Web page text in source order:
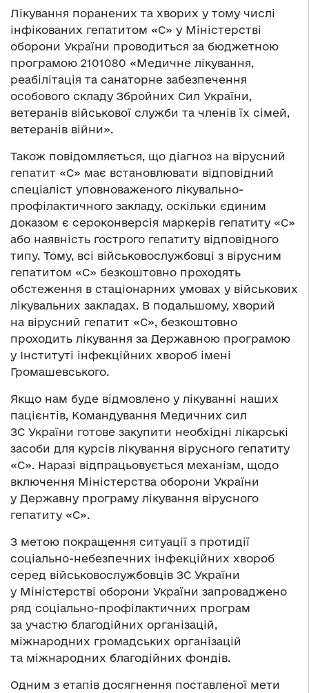
Лікування поранених та хворих у тому числі
інфікованих гепатитом «С» у Міністерстві
оборони України проводиться за бюджетною
програмою 2101080 «Медичне лікування,
реабілітація та санаторне забезпечення
особового складу Збройних Сил України,
ветеранів військової служби та членів їх сімей,
ветеранів війни».
Також повідомляється, що діагноз на вірусний
гепатит «С» має встановлювати відповідний
спеціаліст уповноваженого лікувально-
профілактичного закладу, оскільки єдиним
доказом є сероконверсія маркерів гепатиту «С»
або наявність гострого гепатиту відповідного
типу. Тому, всі військовослужбовці з вірусним
гепатитом «С» безкоштовно проходять
обстеження в стаціонарних умовах у військових
лікувальних закладах. В подальшому, хворий
на вірусний гепатит «С», безкоштовно
проходить лікування за Державною програмою
у Інституті інфекційних хвороб імені
Громашевського.
Якщо нам буде відмовлено у лікуванні наших
пацієнтів, Командування Медичних сил
ЗС України готове закупити необхідні лікарські
засоби для курсів лікування вірусного гепатиту
«С». Наразі відпрацьовується механізм, щодо
включення Міністерства оборони України
у Державну програму лікування вірусного
гепатиту «С».
З метою покращення ситуації з протидії
соціально-небезпечних інфекційних хвороб
серед військовослужбовців ЗС України
у Міністерстві оборони України запроваджено
ряд соціально-профілактичних програм
за участю благодійних організацій,
міжнародних громадських організацій
та міжнародних благодійних фондів.
Одним з етапів досягнення поставленої мети